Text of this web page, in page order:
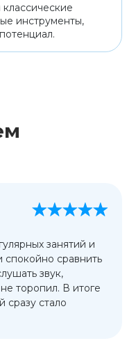
инструменты,
занятий и
спокойно сравнить
звук,
торопил. В итоге
сразу стало